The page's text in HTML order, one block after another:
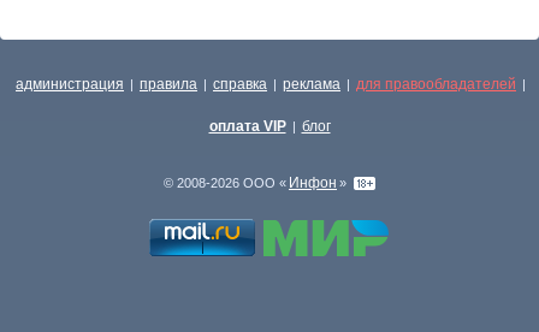
администрация | правила | справка | реклама | для правообладателей |
оплата VIP | блог
© 2008-2026 ООО « Инфон »